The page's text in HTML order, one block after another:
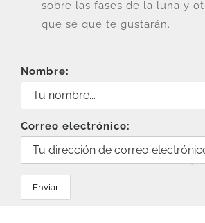
sobre las fases de la luna y
que sé que te gustarán.
Nombre:
Correo electrónico: